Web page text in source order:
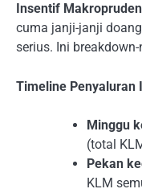
Insentif
cuma janji-janji
serius. Ini breakdown-
Timeline Penyaluran
Minggu
(total
Pekan
KLM